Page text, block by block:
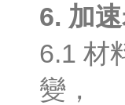
6. 加
6.1 材
變，